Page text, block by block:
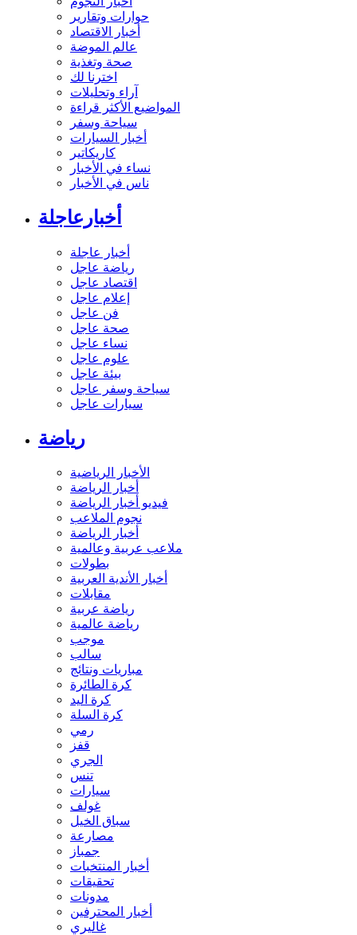
حوارات وتقارير
أخبار الاقتصاد
عالم الموضة
صحة وتغذية
اخترنا لك
آراء وتحليلات
المواضيع الأكثر قراءة
سياحة وسفر
أخبار السيارات
كاريكاتير
نساء في الأخبار
ناس في الأخبار
أخبارعاجلة
أخبار عاجلة
رياضة عاجل
اقتصاد عاجل
إعلام عاجل
فن عاجل
صحة عاجل
نساء عاجل
علوم عاجل
بيئة عاجل
سياحة وسفر عاجل
سيارات عاجل
رياضة
الأخبار الرياضية
أخبار الرياضة
فيديو أخبار الرياضة
نجوم الملاعب
أخبار الرياضة
ملاعب عربية وعالمية
بطولات
أخبار الأندية العربية
مقابلات
رياضة عربية
رياضة عالمية
موجب
سالب
مباريات ونتائج
كرة الطائرة
كرة اليد
كرة السلة
رمي
قفز
الجري
تنس
سيارات
غولف
سباق الخيل
مصارعة
جمباز
أخبار المنتخبات
تحقيقات
مدونات
أخبار المحترفين
غاليري